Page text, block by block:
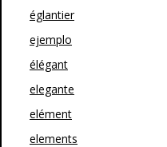
églantier
ejemplo
élégant
elegante
elément
elements